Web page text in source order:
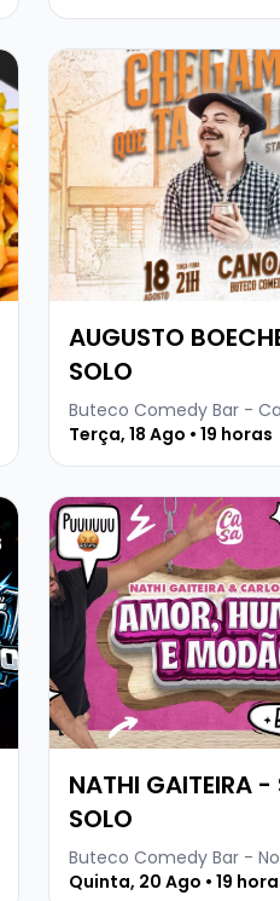
COM CHEDDAR E
Veja mais sobre
AUGUSTO
SOLO
Buteco Comedy Bar -
Terça, 18 Ago • 19 horas
SABOR CASADO
Veja mais sobre NATHI
NATHI GAITEIRA -
SOLO
Quinta, 20 Ago • 19